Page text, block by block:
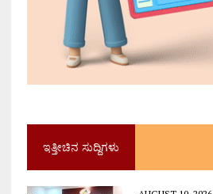
ಇತ್ತೀಚಿನ ಸುದ್ದಿಗಳು